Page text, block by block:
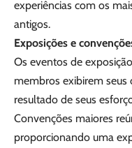
experiências com os
antigos.
Exposições e
Os eventos de
membros exibirem
resultado de seus
Convenções maiores
proporcionando uma